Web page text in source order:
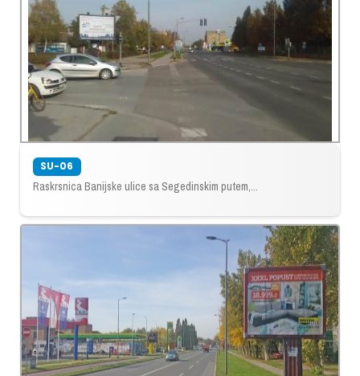
SU-06
Raskrsnica Banijske ulice sa Segedinskim putem,...